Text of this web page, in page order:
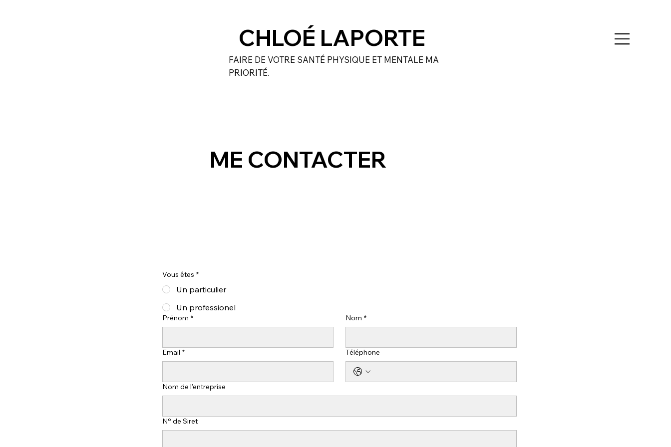
CHLOÉ LAPORTE
ME CONTACTER
Vous êtes *
Un particulier
Un professionel
Prénom * Nom *
Email * Téléphone
Nom de l'entreprise
N° de Siret
FAIRE DE VOTRE SANTÉ PHYSIQUE ET MENTALE MA
PRIORITÉ.